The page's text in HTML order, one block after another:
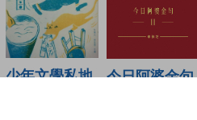
少年文學私地
今日阿婆金句